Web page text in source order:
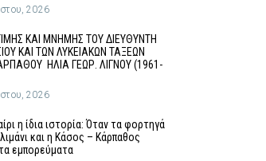
2026
ΚΑΙ ΜΝΗΜΗΣ ΤΟΥ ΔΙΕΥΘΥΝΤΗ
ΚΑΙ ΤΩΝ ΛΥΚΕΙΑΚΩΝ ΤΑΞΕΩΝ
ΗΛΙΑ ΓΕΩΡ. ΛΙΓΝΟΥ (1961-
2026
η ίδια ιστορία: Όταν τα φορτηγά
και η Κάσος – Κάρπαθος
εμπορεύματα